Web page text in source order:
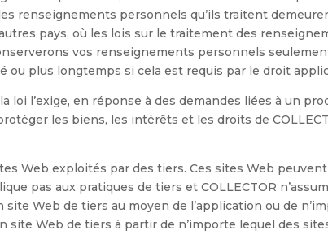
renseignements personnels qu’ils traitent
pays, où les lois sur le traitement des
vos renseignements personnels
plus longtemps si cela est requis par le droit
l’exige, en réponse à des demandes liées à un
les biens, les intérêts et les droits de
Web exploités par des tiers. Ces sites Web
pas aux pratiques de tiers et COLLECTOR
Web de tiers au moyen de l’application ou de
site Web de tiers à partir de n’importe lequel des